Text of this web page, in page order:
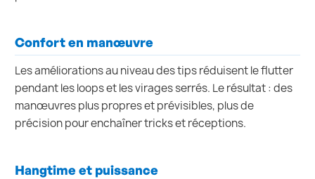
Confort en manœuvre
Les améliorations au niveau des tips réduisent le flutter
pendant les loops et les virages serrés. Le résultat : des
manœuvres plus propres et prévisibles, plus de
précision pour enchaîner tricks et réceptions.
Hangtime et puissance